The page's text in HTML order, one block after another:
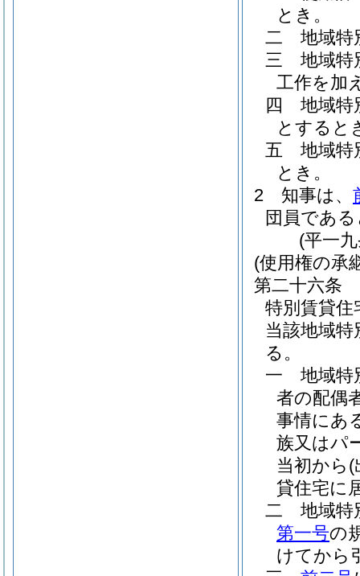
とき。
二
地域特
三
地域特
工作を加
四
地域特
とすると
五
地域特
とき。
2
知事は、
団員であ
(平一
(使用権の承
第二十六条
特別賃貸
当該地域
る。
一
地域特
者の配偶
事情にあ
族又はパ
当初から (
貸住宅に
二
地域特
第一号の
けてから